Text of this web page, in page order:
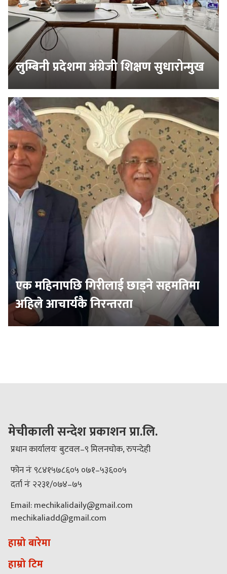
लुम्बिनी प्रदेशमा अंग्रेजी शिक्षण सुधारोन्मुख
एक महिनापछि गिरीलाई छाड्ने सहमतिमा
अहिले आचार्यकै निरन्तरता
मेचीकाली सन्देश प्रकाशन प्रा.लि.
प्रधान कार्यालयः बुटवल–९ मिलनचोक, रुपन्देही
फोन नंः ९८४१५७८६०५ ०७१–५३६००५
दर्ता नंः २२३१/०७४–७५
Email: mechikalidaily@gmail.com
mechikaliadd@gmail.com
हाम्रो बारेमा
हाम्रो टिम